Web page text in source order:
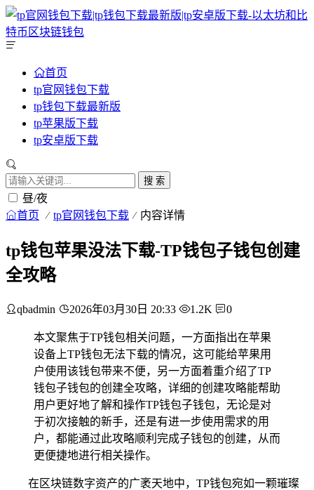
首页
tp官网钱包下载
tp钱包下载最新版
tp苹果版下载
tp安卓版下载
搜 索
昼/夜
首页 tp官网钱包下载 内容详情
tp钱包苹果没法下载-TP钱包子钱包创建
全攻略
qbadmin 2026年03月30日 20:33 1.2K 0
本文聚焦于TP钱包相关问题，一方面指出在苹果
设备上TP钱包无法下载的情况，这可能给苹果用
户使用该钱包带来不便，另一方面着重介绍了TP
钱包子钱包的创建全攻略，详细的创建攻略能帮助
用户更好地了解和操作TP钱包子钱包，无论是对
于初次接触的新手，还是有进一步使用需求的用
户，都能通过此攻略顺利完成子钱包的创建，从而
更便捷地进行相关操作。
在区块链数字资产的广袤天地中，TP钱包宛如一颗璀璨